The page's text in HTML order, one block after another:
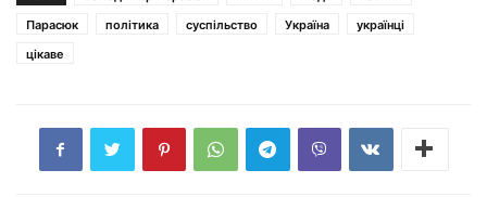
Парасюк
політика суспільство Україна
українці
цікаве